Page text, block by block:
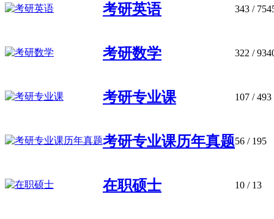
考研英语 343 /
考研数学 322 /
考研专业课 107 / 493
考研专业课历年真题56 / 195
在职硕士 10 / 13